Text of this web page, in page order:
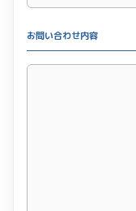
お問い合わせ内容